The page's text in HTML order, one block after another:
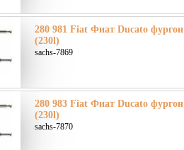
280 981 Fiat Фиат Ducato фургон
(230l)
sachs-7869
280 983 Fiat Фиат Ducato фургон
(230l)
sachs-7870